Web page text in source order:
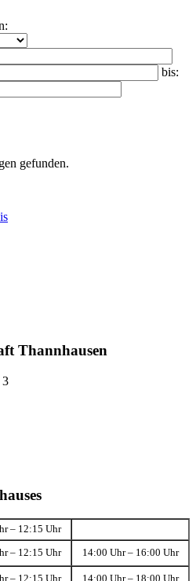
bis:
gefunden.
Thannhausen
3
– 12:15 Uhr
– 12:15 Uhr 14:00 Uhr – 16:00 Uhr